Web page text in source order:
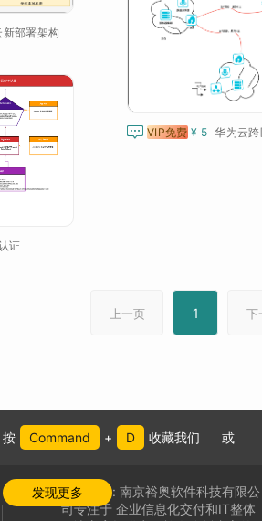
部署架构
 VIP免费 ¥ 5 华为云
证
上一页 1 下
按 Command + D 收藏我们 或
发现更多公司介绍:南京裕奥软件科技有限公
司专注于 企业信息化交付和IT整体